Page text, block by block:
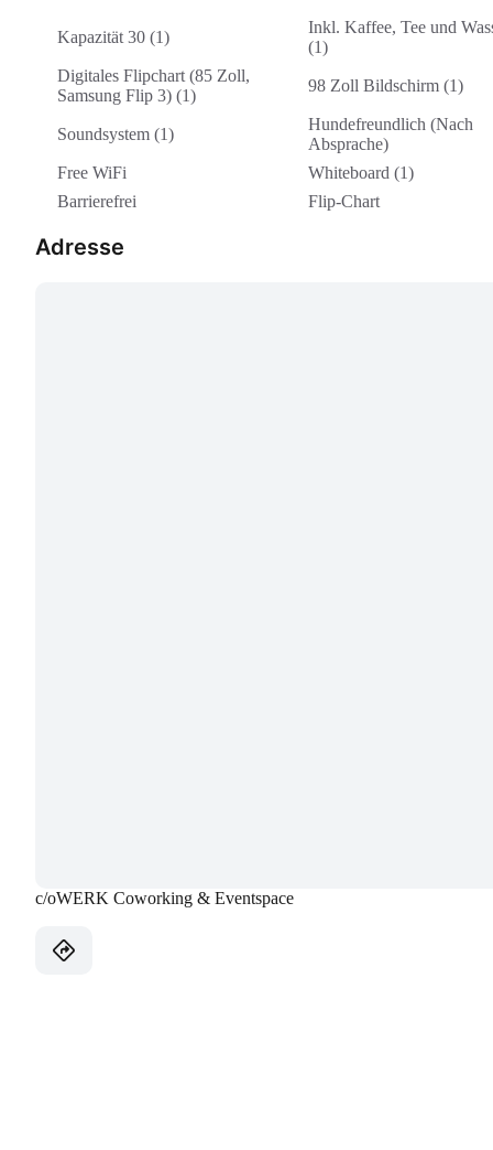
Kapazität 30 (1)
Inkl. Kaffee, Tee und
(1)
Digitales Flipchart (85 Zoll,
Samsung Flip 3) (1)
98 Zoll Bildschirm (1)
Soundsystem (1)
Hundefreundlich (Nach
Absprache)
Free WiFi
Whiteboard (1)
Barrierefrei
Flip-Chart
Adresse
c/oWERK Coworking & Eventspace